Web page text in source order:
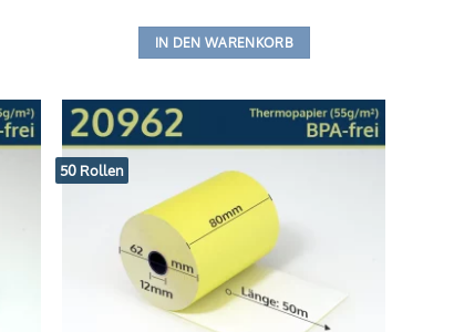
IN DEN WARENKORB
50 Rollen